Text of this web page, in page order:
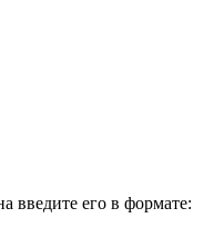
введите его в формате: